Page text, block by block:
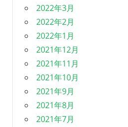
2022年3月
2022年2月
2022年1月
2021年12月
2021年11月
2021年10月
2021年9月
2021年8月
2021年7月